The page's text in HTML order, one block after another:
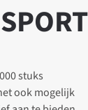
stuks
ook mogelijk